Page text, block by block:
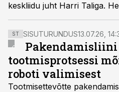
keskliidu juht Harri Taliga.
saaks uue omaniku, lisas ta.
ST SISUTURUNDUS13.07.26,
Pakendamisliini
tootmisprotsessi
roboti valimisest
Tootmisettevõtte